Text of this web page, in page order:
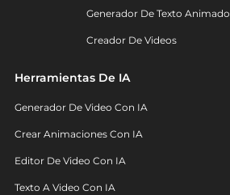
Generador De Texto Animado
Creador De Videos
Herramientas De IA
Generador De Video Con IA
Crear Animaciones Con IA
Editor De Video Con IA
Texto A Video Con IA